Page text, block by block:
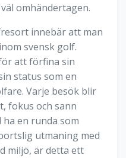
omhändertagen.
innebär att man
svensk golf.
att förfina sin
status som en
Varje besök blir
fokus och sann
ha en runda som
utmaning med
miljö, är detta ett